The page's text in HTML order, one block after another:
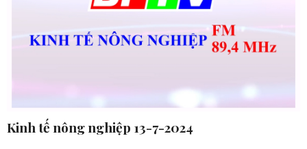
Kinh tế nông nghiệp 13-7-2024